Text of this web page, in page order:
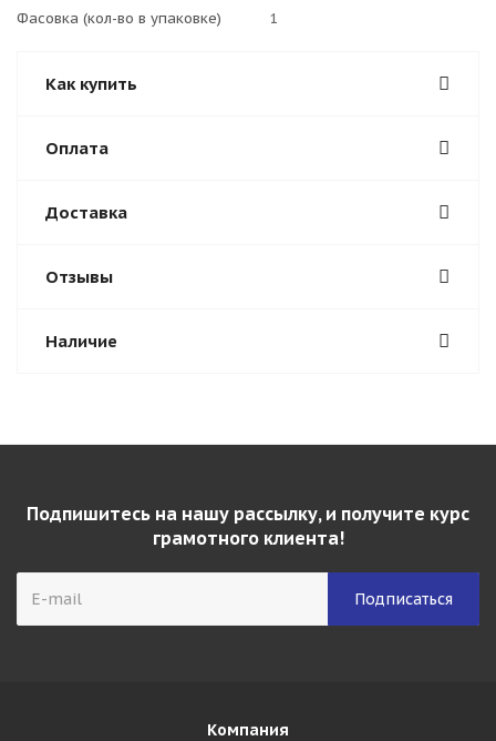
Фасовка (кол-во в упаковке)
1
Как купить
Оплата
Доставка
Отзывы
Наличие
Подпишитесь на нашу рассылку, и получите курс
грамотного клиента!
Компания